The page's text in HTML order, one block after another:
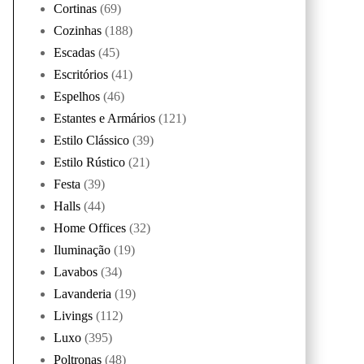
Cortinas (69)
Cozinhas (188)
Escadas (45)
Escritórios (41)
Espelhos (46)
Estantes e Armários (121)
Estilo Clássico (39)
Estilo Rústico (21)
Festa (39)
Halls (44)
Home Offices (32)
Iluminação (19)
Lavabos (34)
Lavanderia (19)
Livings (112)
Luxo (395)
Poltronas (48)